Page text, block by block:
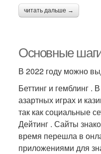
читать дальше →
Основные
В 2022 году можно
Беттинг и гемблинг .
азартных играх и
так как социальные
Дейтинг . Сайты
время перешла в
приложениями для